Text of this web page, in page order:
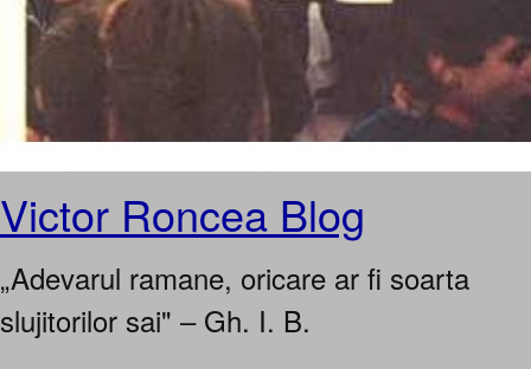
Victor Roncea Blog
„Adevarul ramane, oricare ar fi soarta
slujitorilor sai" – Gh. I. B.